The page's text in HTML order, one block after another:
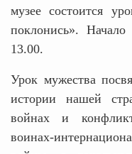
музее состоится
поклонись».
13.00.
Урок мужества
истории нашей
войнах и
воинах-